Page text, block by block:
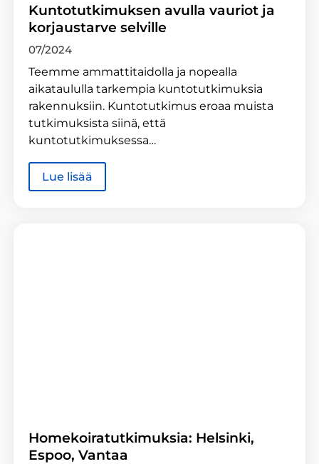
Kuntotutkimuksen avulla vauriot ja
korjaustarve selville
07/2024
Teemme ammattitaidolla ja nopealla
aikataululla tarkempia kuntotutkimuksia
rakennuksiin. Kuntotutkimus eroaa muista
tutkimuksista siinä, että
kuntotutkimuksessa…
Lue lisää
Homekoiratutkimuksia: Helsinki,
Espoo, Vantaa